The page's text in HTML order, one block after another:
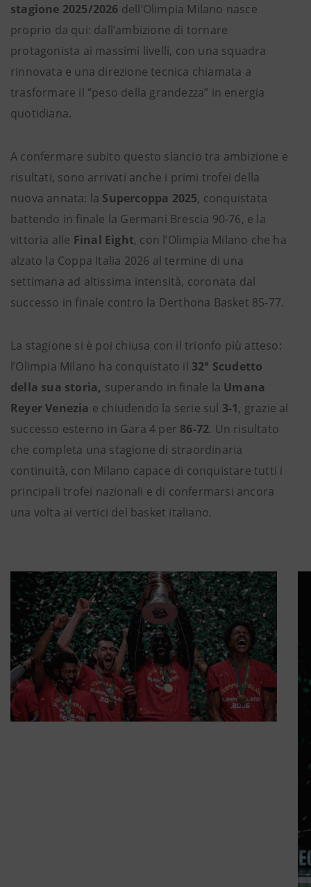
stagione 2025/2026 dell’Olimpia Milano nasce
proprio da qui: dall’ambizione di tornare
protagonista ai massimi livelli, con una squadra
rinnovata e una direzione tecnica chiamata a
trasformare il “peso della grandezza” in energia
quotidiana.
A confermare subito questo slancio tra ambizione e
risultati, sono arrivati anche i primi trofei della
nuova annata: la Supercoppa 2025, conquistata
battendo in finale la Germani Brescia 90-76, e la
vittoria alle Final Eight, con l’Olimpia Milano che ha
alzato la Coppa Italia 2026 al termine di una
settimana ad altissima intensità, coronata dal
successo in finale contro la Derthona Basket 85-77.
La stagione si è poi chiusa con il trionfo più atteso:
l’Olimpia Milano ha conquistato il 32° Scudetto
della sua storia, superando in finale la Umana
Reyer Venezia e chiudendo la serie sul 3-1, grazie al
successo esterno in Gara 4 per 86-72. Un risultato
che completa una stagione di straordinaria
continuità, con Milano capace di conquistare tutti i
principali trofei nazionali e di confermarsi ancora
una volta ai vertici del basket italiano.